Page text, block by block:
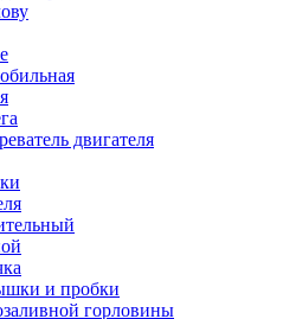
двигателя
и пробки
горловины